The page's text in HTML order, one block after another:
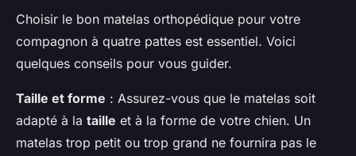
Choisir le bon matelas orthopédique pour votre
compagnon à quatre pattes est essentiel. Voici
quelques conseils pour vous guider.
Taille et forme : Assurez-vous que le matelas soit
adapté à la taille et à la forme de votre chien. Un
matelas trop petit ou trop grand ne fournira pas le